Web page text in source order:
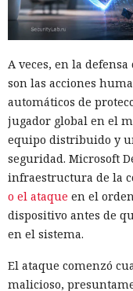
A veces, en la
son las acciones
automáticos de
jugador global en el
equipo distribuido y
seguridad. Microsoft
infraestructura de la
o el ataque en el
dispositivo antes de
en el sistema.
El ataque comenzó
malicioso,